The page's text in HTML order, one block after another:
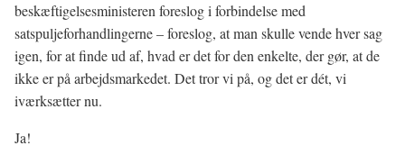
beskæftigelsesministeren foreslog i forbindelse med
satspuljeforhandlingerne – foreslog, at man skulle vende hver sag
igen, for at finde ud af, hvad er det for den enkelte, der gør, at de
ikke er på arbejdsmarkedet. Det tror vi på, og det er dét, vi
iværksætter nu.
Ja!